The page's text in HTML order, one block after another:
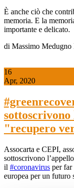
È anche ciò che
memoria. E la
importante e delicato.
di Massimo Medugno
16
Apr, 2020
"recupero
Assocarta e CEPI,
sottoscrivono
il #coronavirus per far
europea per un futuro